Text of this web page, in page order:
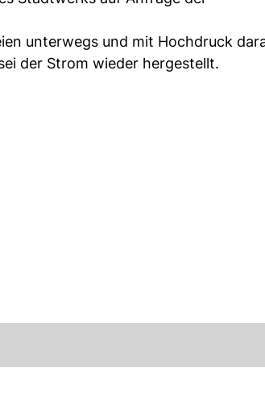
unterwegs und mit Hochdruck
der Strom wieder hergestellt.